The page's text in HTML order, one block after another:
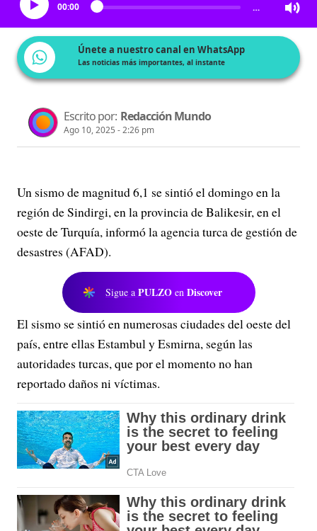
00:00 …
Únete a nuestro canal en WhatsApp
Las noticias más importantes, al instante
Escrito por: Redacción Mundo
Ago 10, 2025 - 2:26 pm
Un sismo de magnitud 6,1 se sintió el domingo en la
región de Sindirgi, en la provincia de Balikesir, en el
oeste de Turquía, informó la agencia turca de gestión de
desastres (AFAD).
Sigue a PULZO en Discover
El sismo se sintió en numerosas ciudades del oeste del
país, entre ellas Estambul y Esmirna, según las
autoridades turcas, que por el momento no han
reportado daños ni víctimas.